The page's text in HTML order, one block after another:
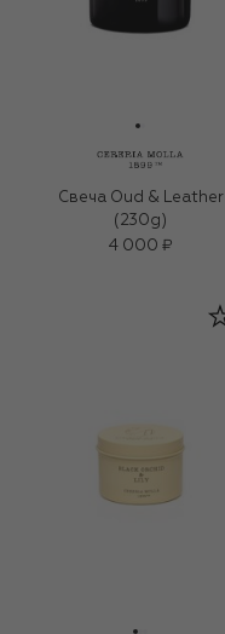
Свеча Oud & Leather
(230g)
4 000 ₽